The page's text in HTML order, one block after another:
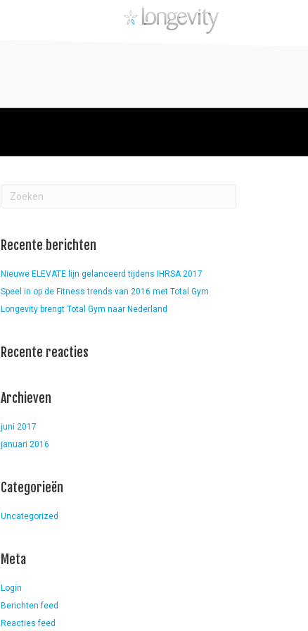
Recente berichten
Nieuwe ELEVATE lijn gelanceerd tijdens IHRSA 2017
Speel in op de Fitness trends van 2016 met Total Gym
Longevity brengt Total Gym naar Nederland
Recente reacties
Archieven
juni 2017
januari 2016
Categorieën
Uncategorized
Meta
Login
Berichten feed
Reacties feed